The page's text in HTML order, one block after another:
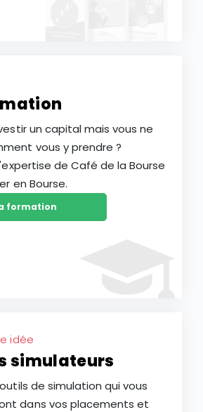
un capital mais vous ne
vous y prendre ?
de Café de la Bourse
en Bourse.
formation
idée
simulateurs
de simulation qui vous
dans vos placements et